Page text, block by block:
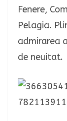
Fenere,
Pelagia.
admirarea
de neuitat.